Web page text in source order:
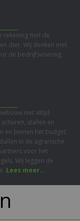
rekening met de
dier. Wij denken met
de bedrijfsvoering
niet altijd
stallen en
en binnen het budget.
in de agrarische
voor het
Wij leggen de
Lees meer...